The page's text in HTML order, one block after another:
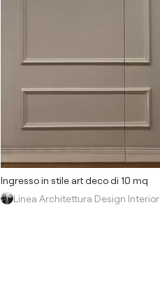
Ingresso in stile art deco di 10 mq
Linea Architettura Design Interior